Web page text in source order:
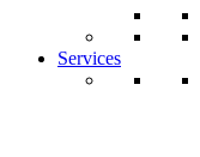
Services